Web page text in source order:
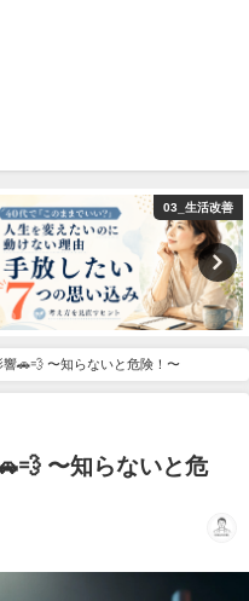
03_生活改善
🚗💨 〜知らないと危険！〜
〜知らないと危